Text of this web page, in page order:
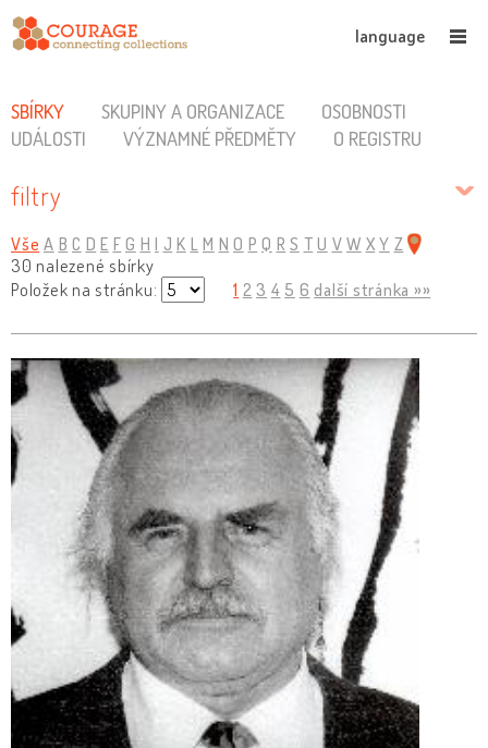
language
SBÍRKY SKUPINY A ORGANIZACE
OSOBNOSTI
UDÁLOSTI
VÝZNAMNÉ PŘEDMĚTY O REGISTRU
filtry
Vše A B C D E F G H I J K L M N O P Q R S T U V W X Y Z
30 nalezené sbírky
Položek na stránku:
1 2 3 4 5 6 další stránka »»